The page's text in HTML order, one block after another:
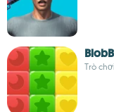
Trò